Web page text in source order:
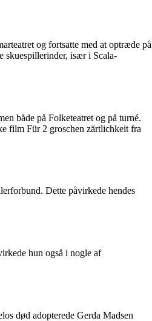
og fortsatte med at optræde på
skuespillerinder, især i Scala-
både på Folketeatret og på turné.
film Für 2 groschen zärtlichkeit fra
Dette påvirkede hendes
hun også i nogle af
død adopterede Gerda Madsen